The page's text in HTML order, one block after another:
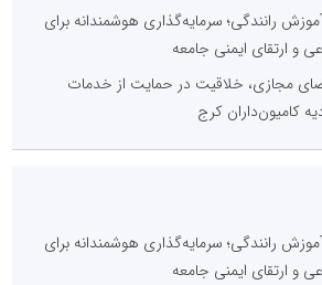
رانندگی؛ سرمایه‌گذاری هوشمندانه برای
ارتقای ایمنی جامعه
مجازی، خلاقیت در حمایت از خدمات
کامیون‌داران کرج
رانندگی؛ سرمایه‌گذاری هوشمندانه برای
ارتقای ایمنی جامعه